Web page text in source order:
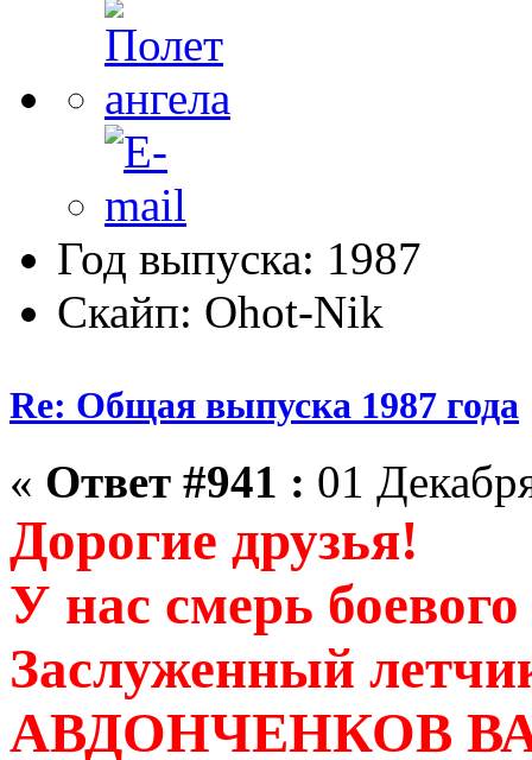
Год выпуска: 1987
Скайп: Ohot-Nik
Re: Общая выпуска 1987 года
« Ответ #941 : 01
Дорогие друзья!
У нас смерь
Заслуженный
АВДОНЧЕНКОВ